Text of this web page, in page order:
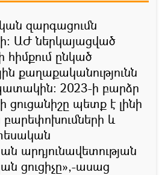
զարգացումն
ԱԺ ներկայացված
հիմքում ընկած
քաղաքականությունն
2023-ի բարձր
պետք է լինի
և
արդյունավետության
ցուցիչը»,-ասաց